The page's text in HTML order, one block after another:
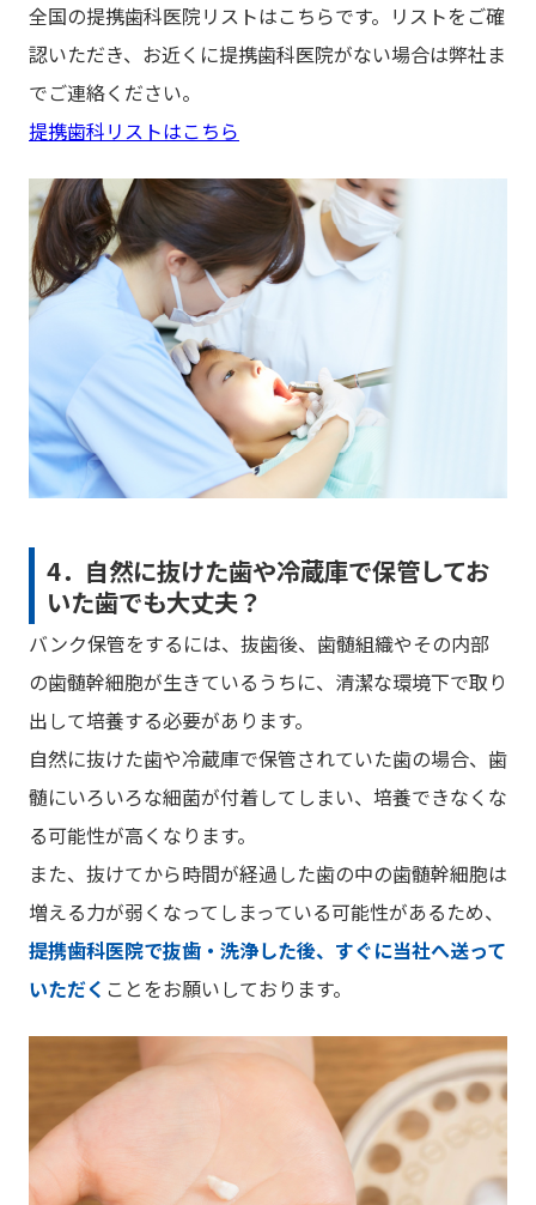
全国の提携歯科医院リストはこちらです。リストをご確
認いただき、お近くに提携歯科医院がない場合は弊社ま
でご連絡ください。
提携歯科リストはこちら
4．自然に抜けた歯や冷蔵庫で保管してお
いた歯でも大丈夫？
バンク保管をするには、抜歯後、歯髄組織やその内部
の歯髄幹細胞が生きているうちに、清潔な環境下で取り
出して培養する必要があります。
自然に抜けた歯や冷蔵庫で保管されていた歯の場合、歯
髄にいろいろな細菌が付着してしまい、培養できなくな
る可能性が高くなります。
また、抜けてから時間が経過した歯の中の歯髄幹細胞は
増える力が弱くなってしまっている可能性があるため、
提携歯科医院で抜歯・洗浄した後、すぐに当社へ送って
いただく ことをお願いしております。